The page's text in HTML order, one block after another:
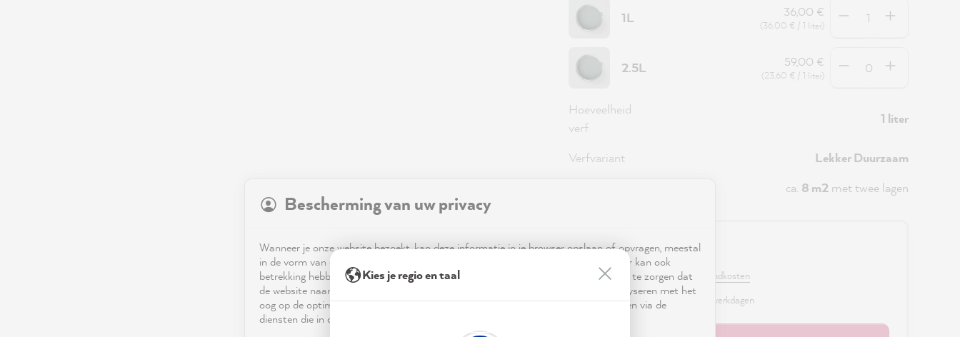
1L 36,00 €
(36,00 € / 1 liter)
2.5L 59,00 €
(23,60 € / 1 liter)
Hoeveelheid
verf
1 liter
Verfvariant
Lekker Duurzaam
ca. 8 m2met twee lagen
36,00 €
Prijzen incl. BTW en excl. verzendkosten
Beschikbaar, levertijd: 2 - 3 werkdagen
Bescherming van uw privacy
Wanneer je onze website bezoekt, kan deze informatie in je browser opslaan of opvragen, meestal
in de vorm van cookies. Deze informatie is niet alleen technisch noodzakelijk, maar kan ook
betrekking hebben op je, je instellingen of je apparaat en wordt gebruikt om ervoor te zorgen dat
de website naar verwachting functioneert en om je gebruik van de website te analyseren met het
oog op de optimalisering ervan, en om gepersonaliseerde advertenties aan te bieden via de
diensten die in de verklaring inzake gegevensbescherming worden genoemd.
Kies je regio en taal